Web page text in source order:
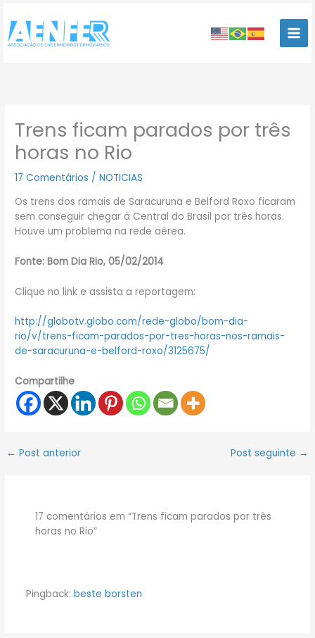
para
conteúdo
Trens ficam parados por três
horas no Rio
17 Comentários /NOTICIAS
Os trens dos ramais de Saracuruna e Belford Roxo ficaram
sem conseguir chegar à Central do Brasil por três horas.
Houve um problema na rede aérea.
Fonte: Bom Dia Rio, 05/02/2014
Clique no link e assista a reportagem:
http://globotv.globo.com/rede-globo/bom-dia-
rio/v/trens-ficam-parados-por-tres-horas-nos-ramais-
de-saracuruna-e-belford-roxo/3125675/
Compartilhe
← Post anterior Post seguinte →
17 comentários em “Trens ficam parados por três
horas no Rio”
Pingback: beste borsten